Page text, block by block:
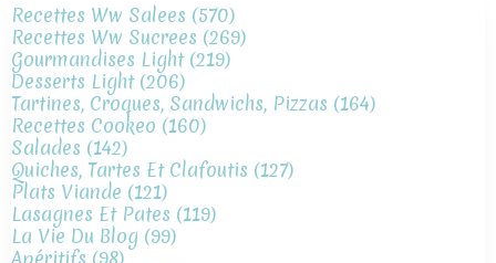
Recettes Ww Salees (570)
Recettes Ww Sucrees (269)
Gourmandises Light(219)
Desserts Light(206)
Tartines, Croques, Sandwichs, Pizzas (164)
Recettes Cookeo (160)
Salades (142)
Quiches, Tartes Et Clafoutis (127)
Plats Viande (121)
Lasagnes Et Pates (119)
La Vie Du Blog (99)
Apéritifs (98)